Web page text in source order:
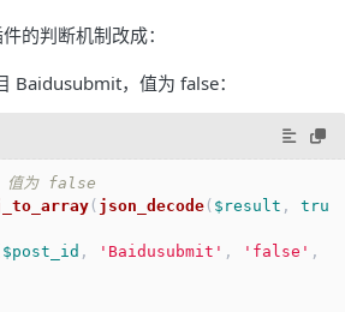
的判断机制改成：
，值为 false：
值为 false
( json_decode ( $result , tru
$post_id , 'Baidusubmit' , 'false'